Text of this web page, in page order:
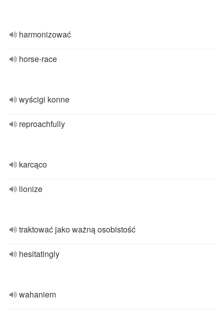
harmonizować
horse-race
wyścigi konne
reproachfully
karcąco
lionize
traktować jako ważną osobistość
hesitatingly
wahaniem